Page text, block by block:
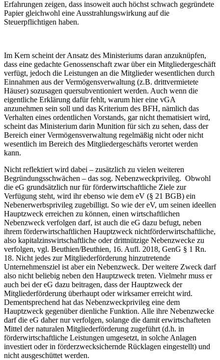
Erfahrungen zeigen, dass insoweit auch höchst schwach gegründete
Papier gleichwohl eine Ausstrahlungswirkung auf die
Steuerpflichtigen haben.
Im Kern scheint der Ansatz des Ministeriums daran anzuknüpfen,
dass eine gedachte Genossenschaft zwar über ein Mitgliedergeschäft
verfügt, jedoch die Leistungen an die Mitglieder wesentlichen durch
Einnahmen aus der Vermögensverwaltung (z.B. drittvermietete
Häuser) sozusagen quersubventioniert werden. Auch wenn die
eigentliche Erklärung dafür fehlt, warum hier eine vGA
anzunehmen sein soll und das Kriterium des BFH, nämlich das
Verhalten eines ordentlichen Vorstands, gar nicht thematisiert wird,
scheint das Ministerium darin Munition für sich zu sehen, dass der
Bereich einer Vermögensverwaltung regelmäßig nicht oder nicht
wesentlich im Bereich des Mitgliedergeschäfts verortet werden
kann.
Nicht reflektiert wird dabei – zusätzlich zu vielen weiteren
Begründungsschwächen – das sog. Nebenzweckprivileg. Obwohl
die eG grundsätzlich nur für förderwirtschaftliche Ziele zur
Verfügung steht, wird ihr ebenso wie dem eV (§ 21 BGB) ein
Nebenerwerbsprivileg zugebilligt. So wie der eV, um seinen ideellen
Hauptzweck erreichen zu können, einen wirtschaftlichen
Nebenzweck verfolgen darf, ist auch die eG dazu befugt, neben
ihrem förderwirtschaftlichen Hauptzweck nichtförderwirtschaftliche,
also kapitalzinswirtschaftliche oder drittnützige Nebenzwecke zu
verfolgen, vgl. Beuthien/Beuthien, 16. Aufl. 2018, GenG § 1 Rn.
18. Nicht jedes zur Mitgliederförderung hinzutretende
Unternehmensziel ist aber ein Nebenzweck. Der weitere Zweck darf
also nicht beliebig neben den Hauptzweck treten. Vielmehr muss er
auch bei der eG dazu beitragen, dass der Hauptzweck der
Mitgliederförderung überhaupt oder wirksamer erreicht wird.
Dementsprechend hat das Nebenzweckprivileg eine dem
Hauptzweck gegenüber dienliche Funktion. Alle ihre Nebenzwecke
darf die eG daher nur verfolgen, solange die damit erwirtschafteten
Mittel der naturalen Mitgliederförderung zugeführt (d.h. in
förderwirtschaftliche Leistungen umgesetzt, in solche Anlagen
investiert oder in förderzwecksichernde Rücklagen eingestellt) und
nicht ausgeschüttet werden.